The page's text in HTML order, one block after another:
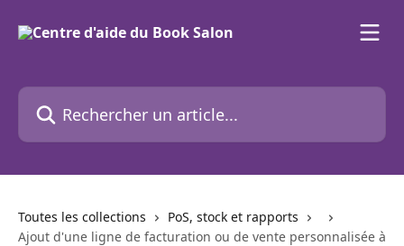
Rechercher un article...
Toutes les collections
PoS, stock et rapports
Ajout d'une ligne de facturation ou de vente personnalisée à